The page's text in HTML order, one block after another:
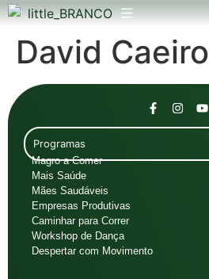
David Caeiro
Programas
Magro a Comer
Mais Saúde
Mães Saudáveis
Empresas Produtivas
Caminhar para Correr
Workshop de Dança
Despertar com Movimento